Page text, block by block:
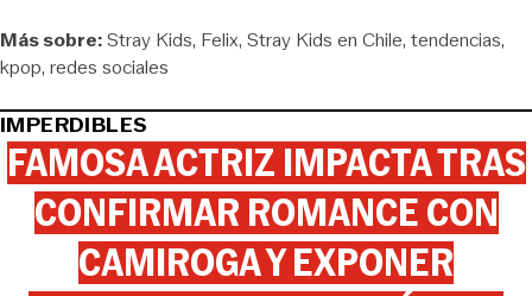
Más sobre:Stray Kids Felix Stray Kids en Chile tendencias
kpop redes sociales
IMPERDIBLES
FAMOSA ACTRIZ IMPACTA TRAS
CONFIRMAR ROMANCE CON
CAMIROGA Y EXPONER